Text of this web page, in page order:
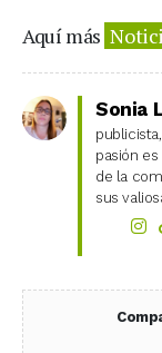
Aquí más
Sonia
pasión
de la
sus